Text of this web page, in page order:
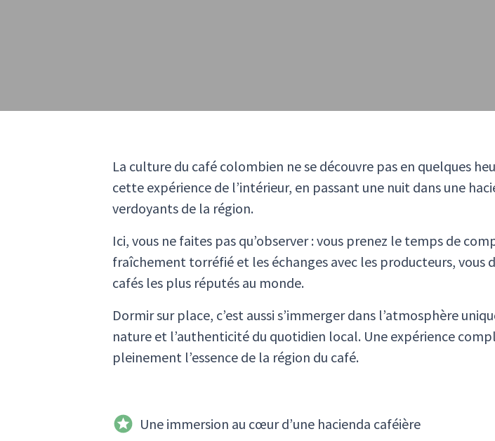
La culture du café colombien ne se découvre pas en quelques
cette expérience de l’intérieur, en passant une nuit dans une
verdoyants de la région.
Ici, vous ne faites pas qu’observer : vous prenez le temps de
fraîchement torréfié et les échanges avec les producteurs, vous
cafés les plus réputés au monde.
Dormir sur place, c’est aussi s’immerger dans l’atmosphère
nature et l’authenticité du quotidien local. Une expérience
pleinement l’essence de la région du café.
Une immersion au cœur d’une hacienda caféière